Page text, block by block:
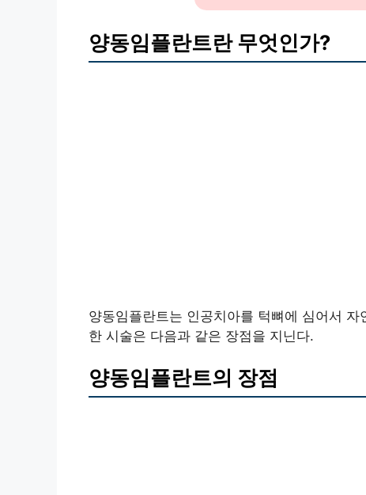
양동임플란트란 무엇인가?
양동임플란트는 인공치아를 턱뼈에 심어서
한 시술은 다음과 같은 장점을 지닌다.
양동임플란트의 장점